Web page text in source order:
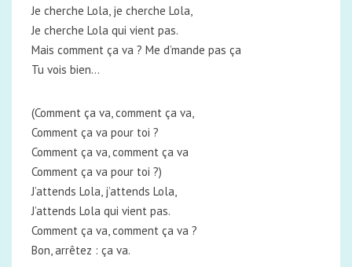
Je cherche Lola, je cherche Lola,
Je cherche Lola qui vient pas.
Mais comment ça va ? Me d’mande pas ça
Tu vois bien…
(Comment ça va, comment ça va,
Comment ça va pour toi ?
Comment ça va, comment ça va
Comment ça va pour toi ?)
J’attends Lola, j’attends Lola,
J’attends Lola qui vient pas.
Comment ça va, comment ça va ?
Bon, arrêtez : ça va.